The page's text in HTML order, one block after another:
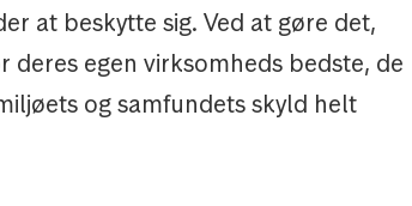
at beskytte sig. Ved at gøre det,
egen virksomheds bedste, de
og samfundets skyld helt